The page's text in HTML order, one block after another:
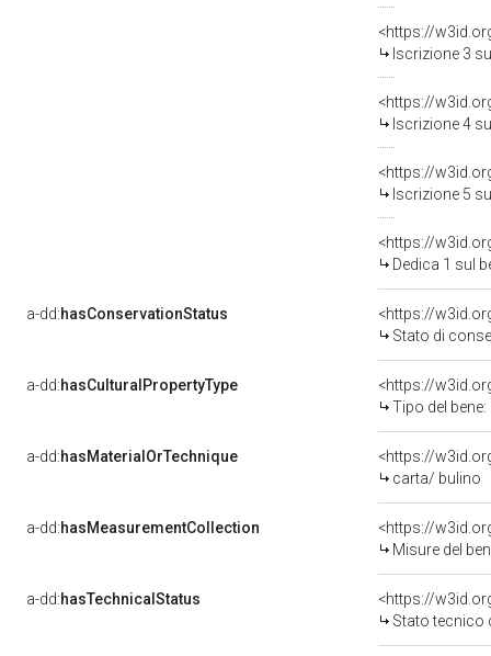
<https://
Iscrizione 3
<https://
Iscrizione 4
<https://
Iscrizione 5
<https://
Dedica 1 sul
a-dd:hasConservationStatus
<https://
Stato di
a-dd:hasCulturalPropertyType
<https://
Tipo del
a-dd:hasMaterialOrTechnique
<https://
carta/ bulino
a-dd:hasMeasurementCollection
<https://
Misure del
a-dd:hasTechnicalStatus
<https://
Stato tecnico